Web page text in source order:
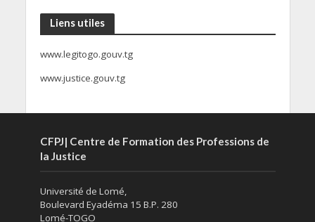
Liens utiles
www.legitogo.gouv.tg
www.justice.gouv.tg
CFPJ| Centre de Formation des Professions de
la Justice
Université de Lomé,
Boulevard Eyadéma 15 B.P. 280
Lomé-TOGO